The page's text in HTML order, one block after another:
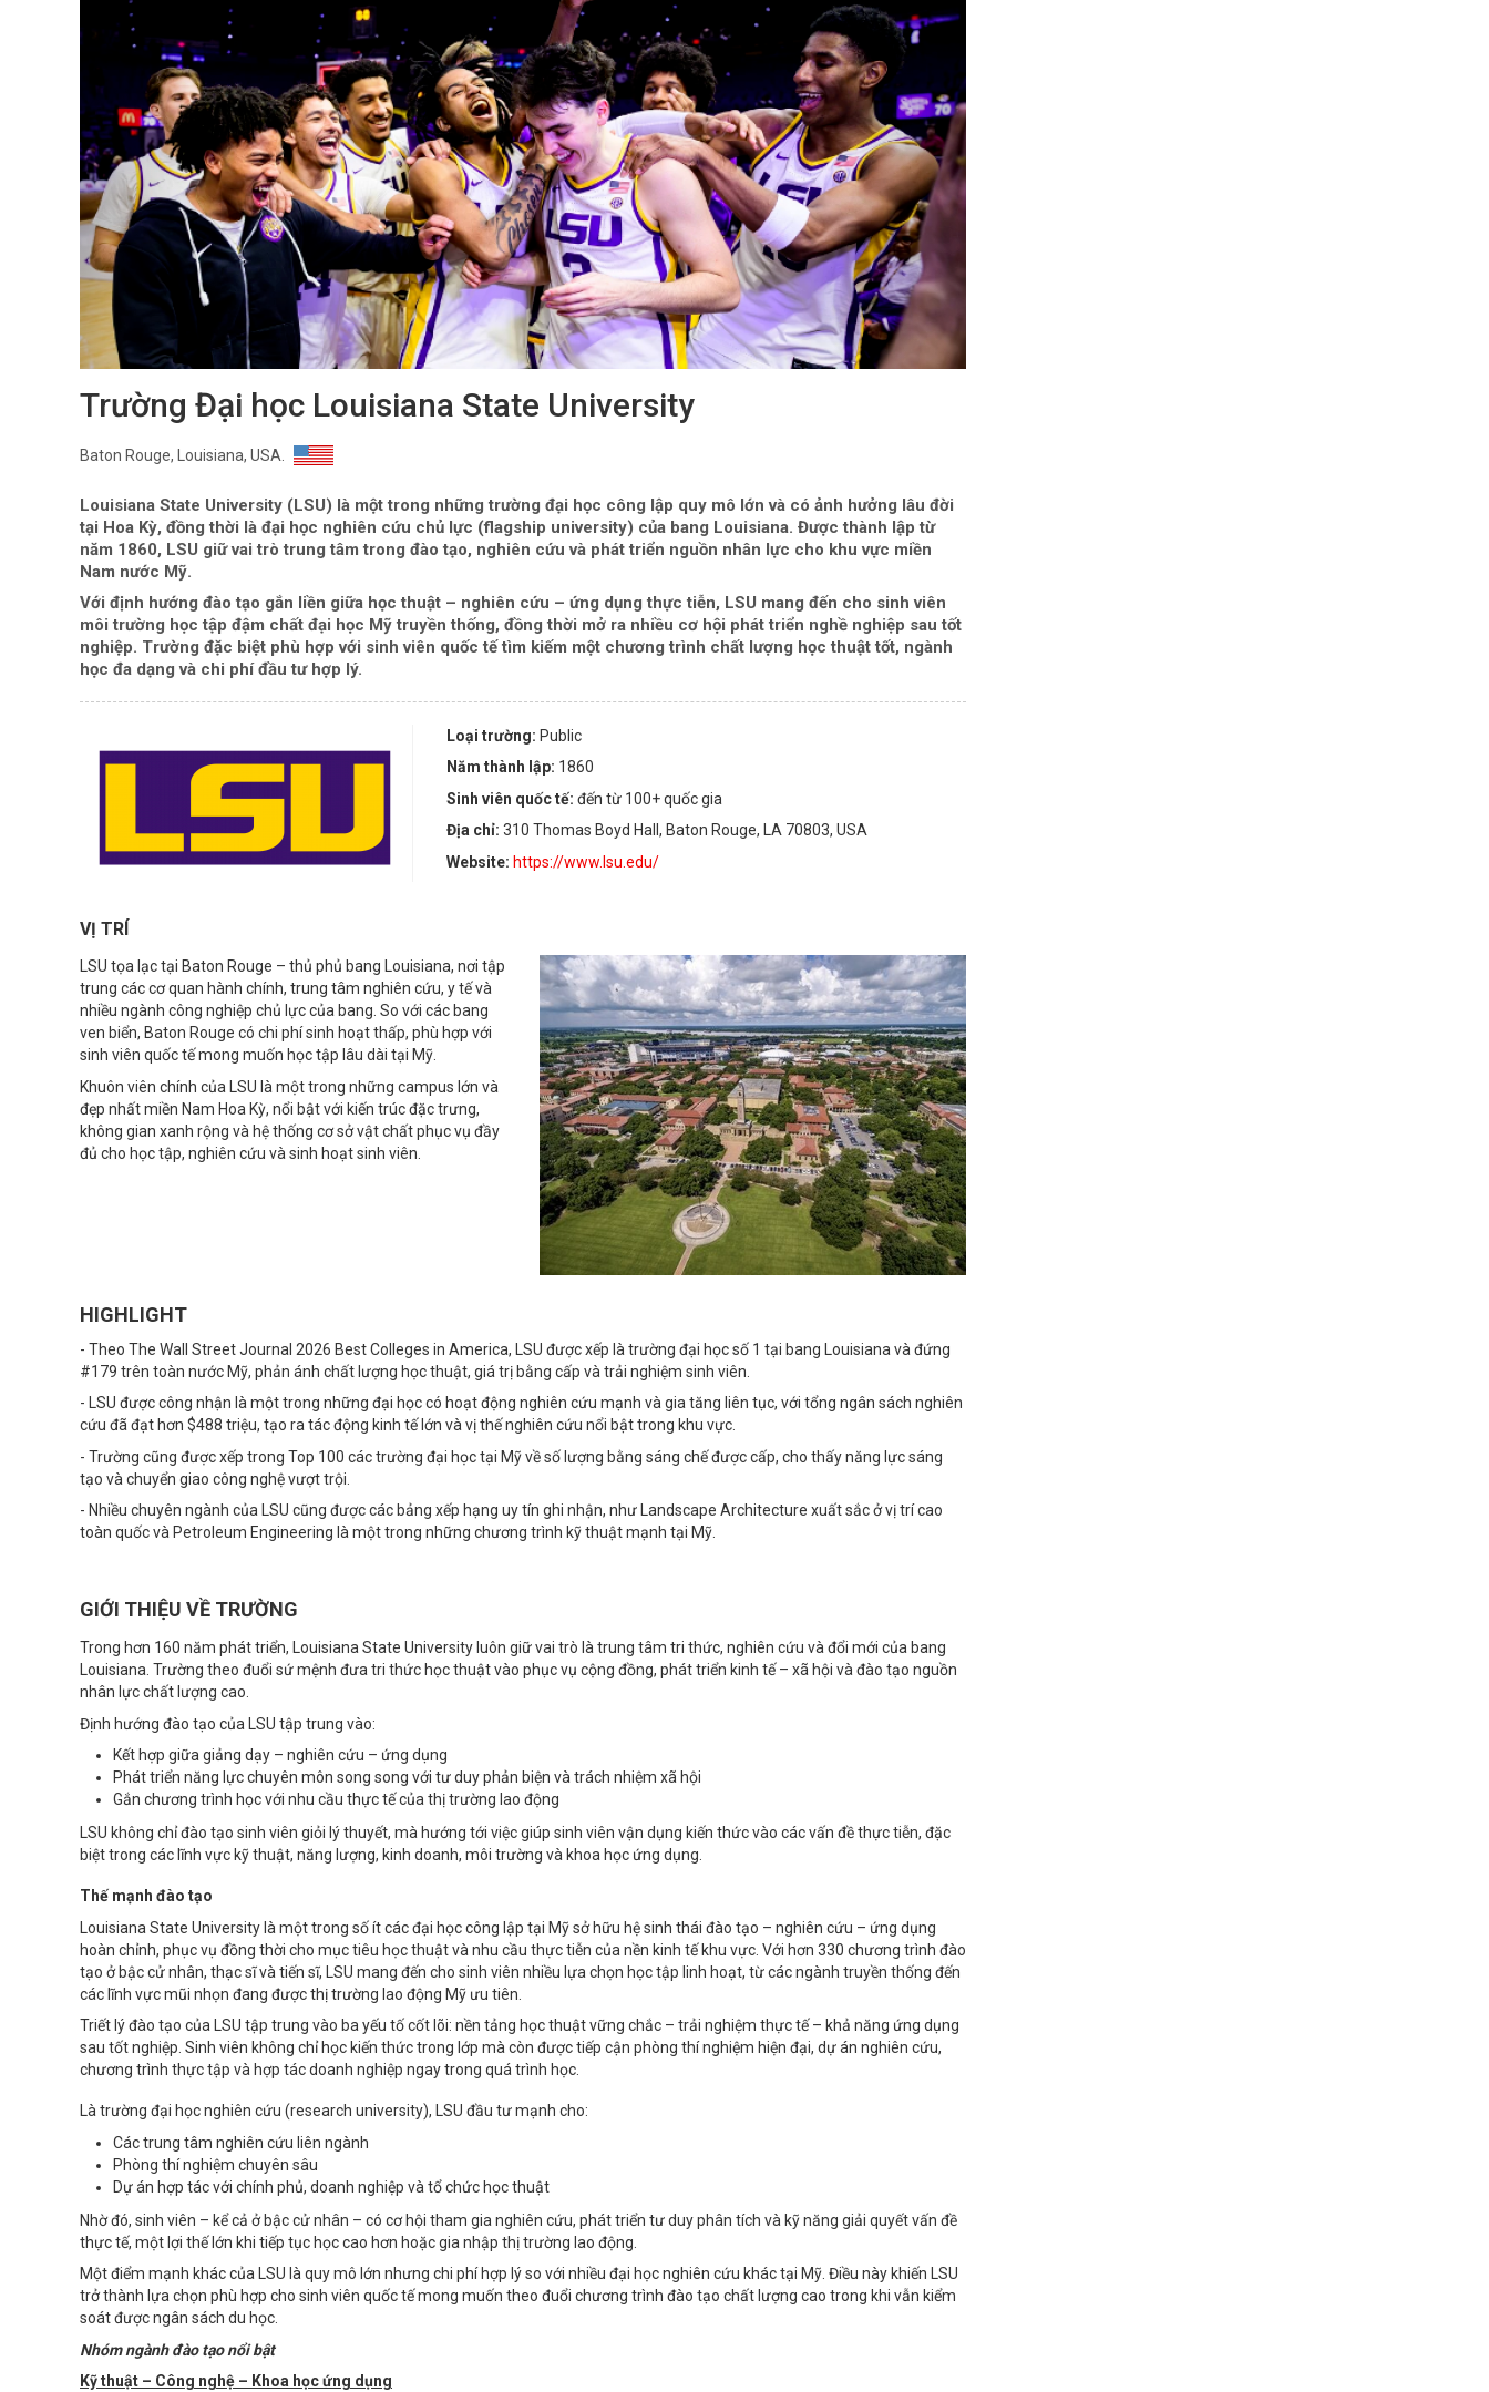
Trường Đại học Louisiana State University
Baton Rouge, Louisiana, USA.
Louisiana State University (LSU) là một trong những trường đại học công lập quy mô lớn và có ảnh hưởng lâu đời
tại Hoa Kỳ, đồng thời là đại học nghiên cứu chủ lực (flagship university) của bang Louisiana. Được thành lập từ
năm 1860, LSU giữ vai trò trung tâm trong đào tạo, nghiên cứu và phát triển nguồn nhân lực cho khu vực miền
Nam nước Mỹ.
Với định hướng đào tạo gắn liền giữa học thuật – nghiên cứu – ứng dụng thực tiễn, LSU mang đến cho sinh viên
môi trường học tập đậm chất đại học Mỹ truyền thống, đồng thời mở ra nhiều cơ hội phát triển nghề nghiệp sau tốt
nghiệp. Trường đặc biệt phù hợp với sinh viên quốc tế tìm kiếm một chương trình chất lượng học thuật tốt, ngành
học đa dạng và chi phí đầu tư hợp lý.
Loại trường:Public
Năm thành lập: 1860
Sinh viên quốc tế:đến từ 100+ quốc gia
Địa chỉ:310 Thomas Boyd Hall, Baton Rouge, LA 70803, USA
Website:https://www.lsu.edu/
VỊ TRÍ
LSU tọa lạc tại Baton Rouge – thủ phủ bang Louisiana, nơi tập
trung các cơ quan hành chính, trung tâm nghiên cứu, y tế và
nhiều ngành công nghiệp chủ lực của bang. So với các bang
ven biển, Baton Rouge có chi phí sinh hoạt thấp, phù hợp với
sinh viên quốc tế mong muốn học tập lâu dài tại Mỹ.
Khuôn viên chính của LSU là một trong những campus lớn và
đẹp nhất miền Nam Hoa Kỳ, nổi bật với kiến trúc đặc trưng,
không gian xanh rộng và hệ thống cơ sở vật chất phục vụ đầy
đủ cho học tập, nghiên cứu và sinh hoạt sinh viên.
HIGHLIGHT
- Theo The Wall Street Journal 2026 Best Colleges in America, LSU được xếp là trường đại học số 1 tại bang Louisiana và đứng
#179 trên toàn nước Mỹ, phản ánh chất lượng học thuật, giá trị bằng cấp và trải nghiệm sinh viên.
- LSU được công nhận là một trong những đại học có hoạt động nghiên cứu mạnh và gia tăng liên tục, với tổng ngân sách nghiên
cứu đã đạt hơn $488 triệu, tạo ra tác động kinh tế lớn và vị thế nghiên cứu nổi bật trong khu vực.
- Trường cũng được xếp trong Top 100 các trường đại học tại Mỹ về số lượng bằng sáng chế được cấp, cho thấy năng lực sáng
tạo và chuyển giao công nghệ vượt trội.
- Nhiều chuyên ngành của LSU cũng được các bảng xếp hạng uy tín ghi nhận, như Landscape Architecture xuất sắc ở vị trí cao
toàn quốc và Petroleum Engineering là một trong những chương trình kỹ thuật mạnh tại Mỹ.
GIỚI THIỆU VỀ TRƯỜNG
Trong hơn 160 năm phát triển, Louisiana State University luôn giữ vai trò là trung tâm tri thức, nghiên cứu và đổi mới của bang
Louisiana. Trường theo đuổi sứ mệnh đưa tri thức học thuật vào phục vụ cộng đồng, phát triển kinh tế – xã hội và đào tạo nguồn
nhân lực chất lượng cao.
Định hướng đào tạo của LSU tập trung vào:
Kết hợp giữa giảng dạy – nghiên cứu – ứng dụng
Phát triển năng lực chuyên môn song song với tư duy phản biện và trách nhiệm xã hội
Gắn chương trình học với nhu cầu thực tế của thị trường lao động
LSU không chỉ đào tạo sinh viên giỏi lý thuyết, mà hướng tới việc giúp sinh viên vận dụng kiến thức vào các vấn đề thực tiễn, đặc
biệt trong các lĩnh vực kỹ thuật, năng lượng, kinh doanh, môi trường và khoa học ứng dụng.
Thế mạnh đào tạo
Louisiana State University là một trong số ít các đại học công lập tại Mỹ sở hữu hệ sinh thái đào tạo – nghiên cứu – ứng dụng
hoàn chỉnh, phục vụ đồng thời cho mục tiêu học thuật và nhu cầu thực tiễn của nền kinh tế khu vực. Với hơn 330 chương trình đào
tạo ở bậc cử nhân, thạc sĩ và tiến sĩ, LSU mang đến cho sinh viên nhiều lựa chọn học tập linh hoạt, từ các ngành truyền thống đến
các lĩnh vực mũi nhọn đang được thị trường lao động Mỹ ưu tiên.
Triết lý đào tạo của LSU tập trung vào ba yếu tố cốt lõi: nền tảng học thuật vững chắc – trải nghiệm thực tế – khả năng ứng dụng
sau tốt nghiệp. Sinh viên không chỉ học kiến thức trong lớp mà còn được tiếp cận phòng thí nghiệm hiện đại, dự án nghiên cứu,
chương trình thực tập và hợp tác doanh nghiệp ngay trong quá trình học.
Là trường đại học nghiên cứu (research university), LSU đầu tư mạnh cho:
Các trung tâm nghiên cứu liên ngành
Phòng thí nghiệm chuyên sâu
Dự án hợp tác với chính phủ, doanh nghiệp và tổ chức học thuật
Nhờ đó, sinh viên – kể cả ở bậc cử nhân – có cơ hội tham gia nghiên cứu, phát triển tư duy phân tích và kỹ năng giải quyết vấn đề
thực tế, một lợi thế lớn khi tiếp tục học cao hơn hoặc gia nhập thị trường lao động.
Một điểm mạnh khác của LSU là quy mô lớn nhưng chi phí hợp lý so với nhiều đại học nghiên cứu khác tại Mỹ. Điều này khiến LSU
trở thành lựa chọn phù hợp cho sinh viên quốc tế mong muốn theo đuổi chương trình đào tạo chất lượng cao trong khi vẫn kiểm
soát được ngân sách du học.
Nhóm ngành đào tạo nổi bật
Kỹ thuật – Công nghệ – Khoa học ứng dụng